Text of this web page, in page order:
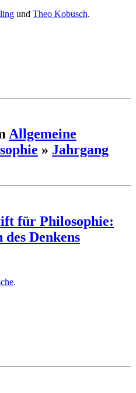
und Theo Kobusch.
Allgemeine
» Jahrgang
für Philosophie:
Denkens
.